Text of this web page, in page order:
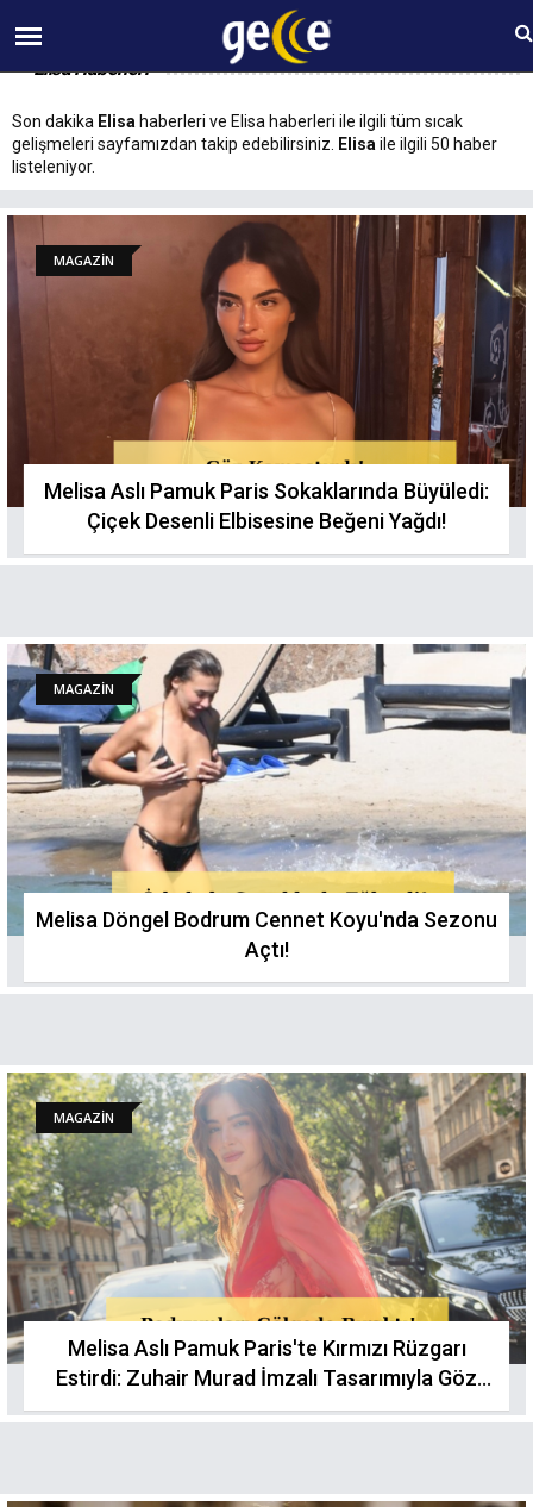
07 AĞUSTOS Cuma 12:43
Elisa Haberleri
Son dakika Elisa haberleri ve Elisa haberleri ile ilgili tüm sıcak
gelişmeleri sayfamızdan takip edebilirsiniz.
Elisa ile ilgili 50 haber
listeleniyor.
MAGAZİN
Melisa Aslı Pamuk Paris Sokaklarında Büyüledi:
Çiçek Desenli Elbisesine Beğeni Yağdı!
MAGAZİN
Melisa Döngel Bodrum Cennet Koyu'nda Sezonu
Açtı!
MAGAZİN
Melisa Aslı Pamuk Paris'te Kırmızı Rüzgarı
Estirdi: Zuhair Murad İmzalı Tasarımıyla Göz
Kamaştırdı